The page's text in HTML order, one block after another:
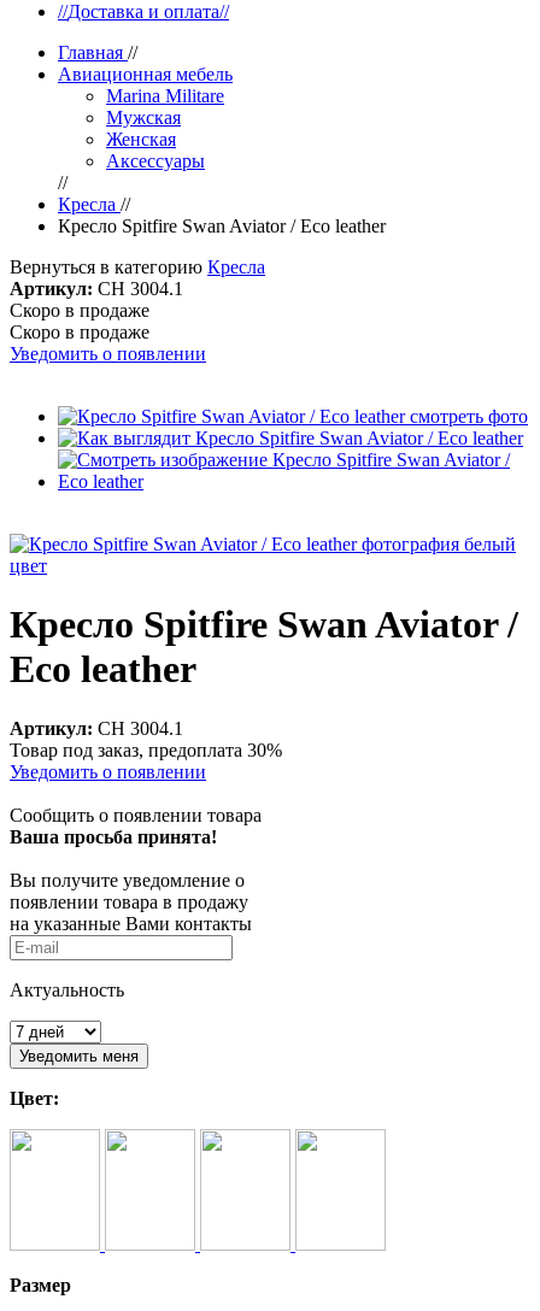
//Доставка и оплата//
Главная //
Авиационная мебель
Marina Militare
Мужская
Женская
Аксессуары
//
Кресла //
Кресло Spitfire Swan Aviator / Eco leather
Вернуться в категорию Кресла
Артикул: CH 3004.1
Скоро в продаже
Скоро в продаже
Уведомить о появлении
Кресло Spitfire Swan Aviator /
Eco leather
Артикул: CH 3004.1
Товар под заказ, предоплата 30%
Уведомить о появлении
Сообщить о появлении товара
Ваша просьба принята!
Вы получите уведомление о
появлении товара в продажу
на указанные Вами контакты
Актуальность
Цвет:
Размер